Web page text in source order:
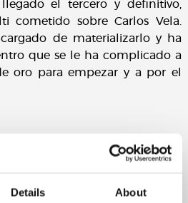
Details About
el tercero y definitivo,
cometido sobre Carlos Vela.
de materializarlo y ha
que se le ha complicado a
oro para empezar y a por el
(Lobotka, min. 76), Iago Aspas,